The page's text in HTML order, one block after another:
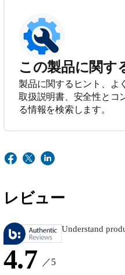
この製品に関す
製品に関するヒント、よ
取扱説明書、安全性とコ
る情報を検索します。
レビュー
Understand
4.7 ／5